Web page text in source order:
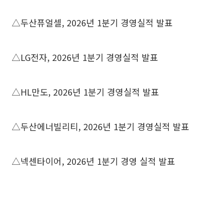
△두산퓨얼셀, 2026년 1분기 경영실적 발표
△LG전자, 2026년 1분기 경영실적 발표
△HL만도, 2026년 1분기 경영실적 발표
△두산에너빌리티, 2026년 1분기 경영실적 발표
△넥센타이어, 2026년 1분기 경영 실적 발표